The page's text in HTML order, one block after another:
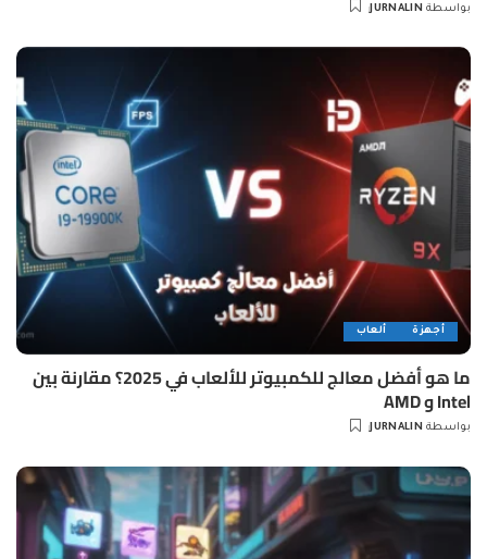
بواسطة JURNALIN
أجهزة ألعاب
ما هو أفضل معالج للكمبيوتر للألعاب في 2025؟ مقارنة بين
Intel و AMD
بواسطة JURNALIN